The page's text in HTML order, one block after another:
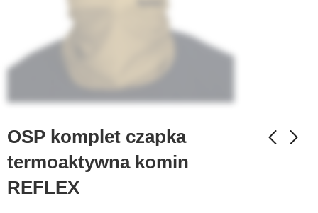
OSP komplet czapka
termoaktywna komin
REFLEX